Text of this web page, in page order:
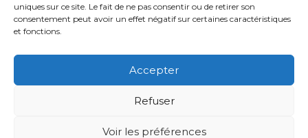
uniques sur ce site. Le fait de ne pas consentir ou de retirer son
consentement peut avoir un effet négatif sur certaines caractéristiques
et fonctions.
Accepter
Refuser
Voir les préférences
Votre CPTS
Professionnels de santé